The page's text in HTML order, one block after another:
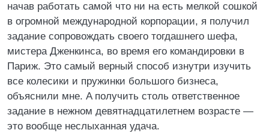
начав работать самой что ни на есть мелкой сошкой
в огромной международной корпорации, я получил
задание сопровождать своего тогдашнего шефа,
мистера Дженкинса, во время его командировки в
Париж. Это самый верный способ изнутри изучить
все колесики и пружинки большого бизнеса,
объяснили мне. A получить столь ответственное
задание в нежном девятнадцатилетнем возрасте —
это вообще неслыханная удача.